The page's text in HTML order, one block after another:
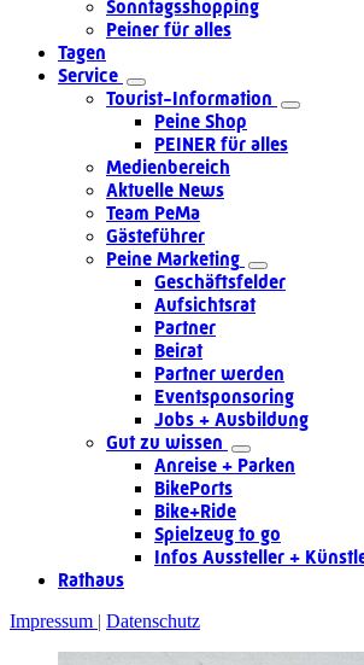
Sonntagsshopping
Peiner für alles
Tagen
Service
Tourist-Information
Peine Shop
PEINER für alles
Medienbereich
Aktuelle News
Team PeMa
Gästeführer
Peine Marketing
Geschäftsfelder
Aufsichtsrat
Partner
Beirat
Partner werden
Eventsponsoring
Jobs + Ausbildung
Gut zu wissen
Anreise + Parken
BikePorts
Bike+Ride
Spielzeug to go
Infos Aussteller +
Rathaus
Impressum Datenschutz